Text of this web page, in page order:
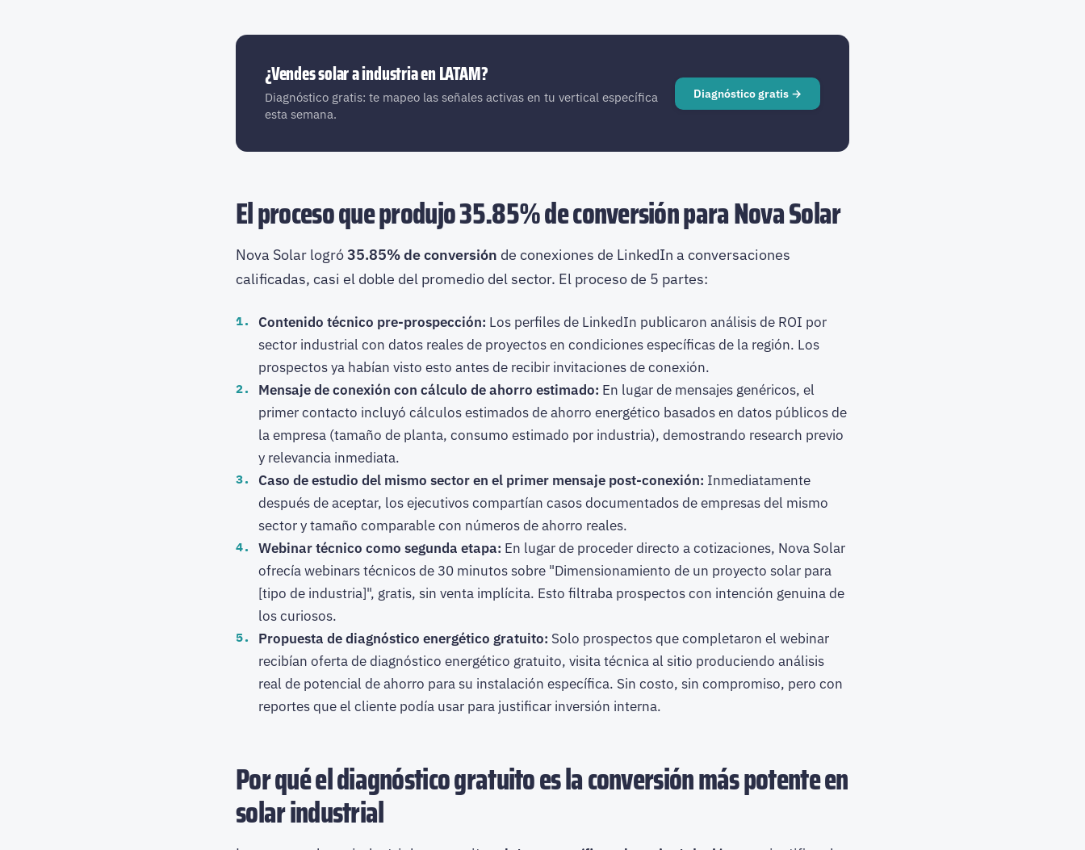
¿Vendes solar a industria en LATAM?
Diagnóstico gratis: te mapeo las señales activas en tu vertical específica
esta semana.
Diagnóstico gratis →
El proceso que produjo 35.85% de conversión para Nova Solar
Nova Solar logró35.85% de conversión de conexiones de LinkedIn a conversaciones
calificadas, casi el doble del promedio del sector. El proceso de 5 partes:
Contenido técnico pre-prospección: Los perfiles de LinkedIn publicaron análisis de ROI por
sector industrial con datos reales de proyectos en condiciones específicas de la región. Los
prospectos ya habían visto esto antes de recibir invitaciones de conexión.
Mensaje de conexión con cálculo de ahorro estimado: En lugar de mensajes genéricos, el
primer contacto incluyó cálculos estimados de ahorro energético basados en datos públicos de
la empresa (tamaño de planta, consumo estimado por industria), demostrando research previo
y relevancia inmediata.
Caso de estudio del mismo sector en el primer mensaje post-conexión: Inmediatamente
después de aceptar, los ejecutivos compartían casos documentados de empresas del mismo
sector y tamaño comparable con números de ahorro reales.
Webinar técnico como segunda etapa: En lugar de proceder directo a cotizaciones, Nova Solar
ofrecía webinars técnicos de 30 minutos sobre "Dimensionamiento de un proyecto solar para
[tipo de industria]", gratis, sin venta implícita. Esto filtraba prospectos con intención genuina de
los curiosos.
Propuesta de diagnóstico energético gratuito: Solo prospectos que completaron el webinar
recibían oferta de diagnóstico energético gratuito, visita técnica al sitio produciendo análisis
real de potencial de ahorro para su instalación específica. Sin costo, sin compromiso, pero con
reportes que el cliente podía usar para justificar inversión interna.
Por qué el diagnóstico gratuito es la conversión más potente en
solar industrial